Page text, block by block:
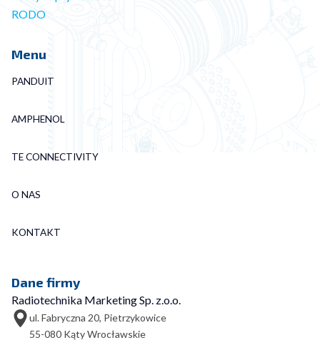
RODO
Menu
PANDUIT
AMPHENOL
TE CONNECTIVITY
O NAS
KONTAKT
Dane firmy
Radiotechnika Marketing Sp. z.o.o.
ul. Fabryczna 20, Pietrzykowice
55-080 Kąty Wrocławskie